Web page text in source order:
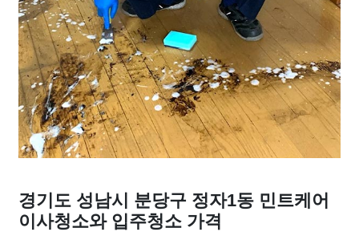
경기도 성남시 분당구 정자1동 민트케어
이사청소와 입주청소 가격